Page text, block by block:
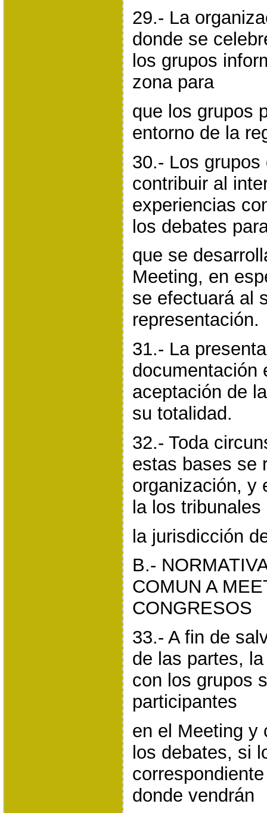
29.- La
donde se
los grupos
zona para
que los grupos
entorno de la
30.- Los
contribuir al
experiencias
los debates
que se
Meeting, en
se efectuará al
representación.
31.- La
documentación
aceptación de
su totalidad.
32.- Toda
estas bases se
organización, y
la los tribunales
la jurisdicción
B.-
COMUN A
CONGRESOS
33.- A fin de
de las partes,
con los grupos
participantes
en el Meeting y
los debates, si
donde vendrán